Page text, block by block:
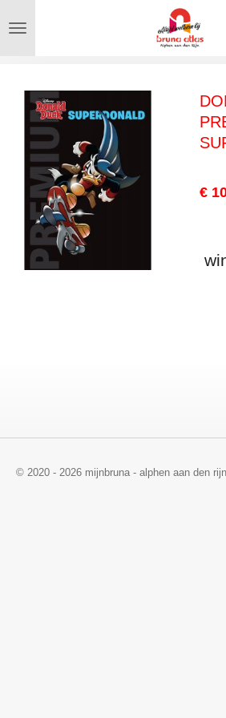
direct
hoofdinhoud
€
© 2020 - 2026 mijnbruna - alphen aan den rijn